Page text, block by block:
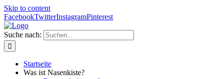
Skip to content
FacebookTwitterInstagramPinterest
Suche nach:
Startseite
Was ist Nasenkiste?